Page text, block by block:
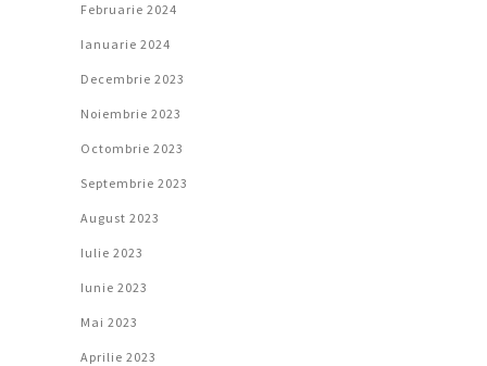
Februarie 2024
Ianuarie 2024
Decembrie 2023
Noiembrie 2023
Octombrie 2023
Septembrie 2023
August 2023
Iulie 2023
Iunie 2023
Mai 2023
Aprilie 2023